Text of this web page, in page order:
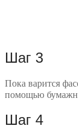
Шаг 3
Пока варится
помощью
Шаг 4